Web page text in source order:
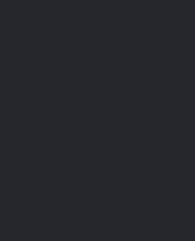
docente in corsi